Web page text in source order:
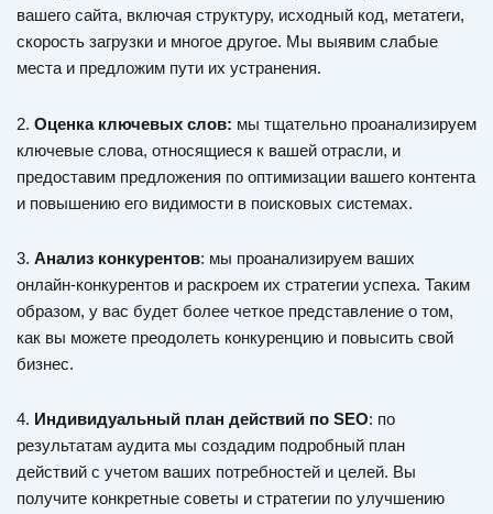
вашего сайта, включая структуру, исходный код, метатеги,
скорость загрузки и многое другое. Мы выявим слабые
места и предложим пути их устранения.
2. Оценка ключевых слов: мы тщательно проанализируем
ключевые слова, относящиеся к вашей отрасли, и
предоставим предложения по оптимизации вашего контента
и повышению его видимости в поисковых системах.
3. Анализ конкурентов: мы проанализируем ваших
онлайн-конкурентов и раскроем их стратегии успеха. Таким
образом, у вас будет более четкое представление о том,
как вы можете преодолеть конкуренцию и повысить свой
бизнес.
4. Индивидуальный план действий по SEO: по
результатам аудита мы создадим подробный план
действий с учетом ваших потребностей и целей. Вы
получите конкретные советы и стратегии по улучшению